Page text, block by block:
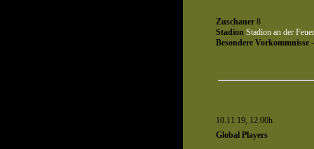
Zuschauer8
Stadion Stadion an der
Besondere Vorkommnisse-
10.11.19, 12:00hSpiel 1183
Global Players